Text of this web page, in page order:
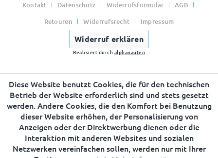
Kontakt Datenschutz Widerrufsformular
AGB
Retouren
Widerrufsrecht Impressum
Widerruf erklären
Realisiert durch alphanauten
Diese Website benutzt Cookies, die für den technischen
Betrieb der Website erforderlich sind und stets gesetzt
werden. Andere Cookies, die den Komfort bei Benutzung
dieser Website erhöhen, der Personalisierung von
Anzeigen oder der Direktwerbung dienen oder die
Interaktion mit anderen Websites und sozialen
Netzwerken vereinfachen sollen, werden nur mit Ihrer